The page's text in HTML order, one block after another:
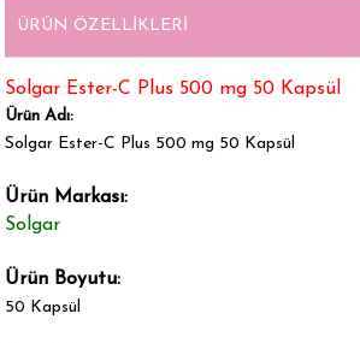
ÜRÜN ÖZELLIKLERI
Solgar Ester-C Plus 500 mg 50 Kapsül
Ürün Adı:
Solgar Ester-C Plus 500 mg 50 Kapsül
Ürün Markası:
Solgar
Ürün Boyutu:
50 Kapsül